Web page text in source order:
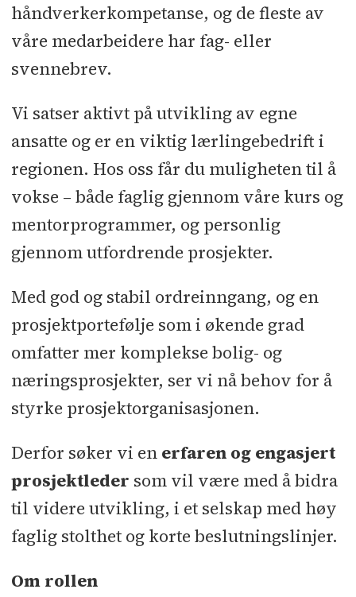
håndverkerkompetanse, og de fleste av
våre medarbeidere har fag- eller
svennebrev.
Vi satser aktivt på utvikling av egne
ansatte og er en viktig lærlingebedrift i
regionen. Hos oss får du muligheten til å
vokse – både faglig gjennom våre kurs og
mentorprogrammer, og personlig
gjennom utfordrende prosjekter.
Med god og stabil ordreinngang, og en
prosjektportefølje som i økende grad
omfatter mer komplekse bolig- og
næringsprosjekter, ser vi nå behov for å
styrke prosjektorganisasjonen.
Derfor søker vi en erfaren og engasjert
prosjektleder som vil være med å bidra
til videre utvikling, i et selskap med høy
faglig stolthet og korte beslutningslinjer.
Om rollen